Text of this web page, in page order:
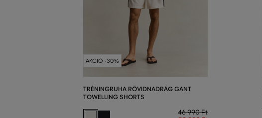
AKCIÓ -30%
TRÉNINGRUHA RÖVIDNADRÁG GANT
TOWELLING SHORTS
46 990 Ft